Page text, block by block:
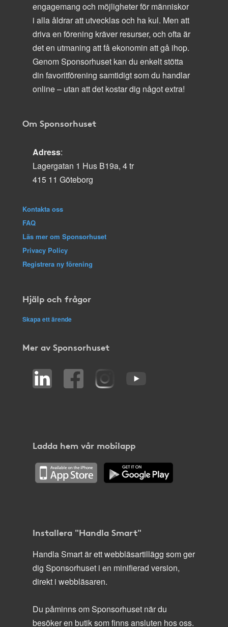
engagemang och möjligheter för människor
i alla åldrar att utvecklas och ha kul. Men att
driva en förening kräver resurser, och ofta är
det en utmaning att få ekonomin att gå ihop.
Genom Sponsorhuset kan du enkelt stötta
din favoritförening samtidigt som du handlar
online – utan att det kostar dig något extra!
Om Sponsorhuset
Adress:
Lagergatan 1 Hus B19a, 4 tr
415 11 Göteborg
Kontakta oss
FAQ
Läs mer om Sponsorhuset
Privacy Policy
Registrera ny förening
Hjälp och frågor
Skapa ett ärende
Mer av Sponsorhuset
Ladda hem vår mobilapp
Installera "Handla Smart"
Handla Smart är ett webbläsartillägg som ger
dig Sponsorhuset i en minifierad version,
direkt i webbläsaren.
Du påminns om Sponsorhuset när du
besöker en butik som finns ansluten hos oss.